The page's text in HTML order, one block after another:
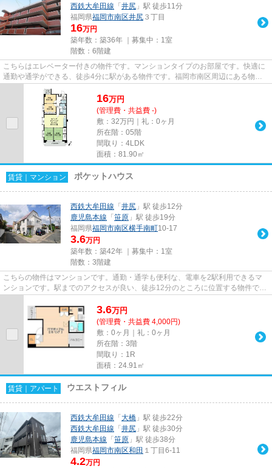
西鉄大牟田線 「 井尻 」駅 徒歩11分
福岡県福岡市南区井尻 ３丁目
16万円
築年数：築36年 ｜募集中： 1室
階数：6階建
こちらはエレベーター付きの物件です。マンションタイプのお部屋です。快適に
通勤や通学ができる、徒歩4分に駅がある物件です。福岡市南区周辺にある物件
をお求めの方は「ロマネスク井...
16万円
(管理費・共益費 -)
敷：32万円｜礼：0ヶ月
所在階：05階
間取り：4LDK
面積：81.90㎡
賃貸｜マンション ポケットハウス
西鉄大牟田線 「 井尻 」駅 徒歩12分
鹿児島本線 「 笹原 」駅 徒歩19分
福岡県福岡市南区横手南町10-17
3.6万円
築年数：築42年 ｜募集中： 1室
階数：3階建
こちらの物件はマンションです。通勤・通学も便利な、電車を2駅利用できるマ
ンションです。駅までのアクセスが良い、徒歩12分のところに位置する物件で
3.6万円
(管理費・共益費 4,000円)
敷：0ヶ月｜礼：0ヶ月
所在階：3階
間取り：1R
面積：24.91㎡
賃貸｜アパート ウエストフィル
西鉄大牟田線 「 大橋 」駅 徒歩22分
西鉄大牟田線 「 井尻 」駅 徒歩30分
鹿児島本線 「 笹原 」駅 徒歩38分
福岡県福岡市南区和田 １丁目6-11
4.2万円